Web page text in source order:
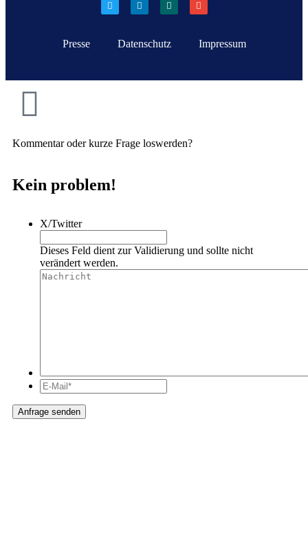
Presse Datenschutz Impressum
Kommentar oder kurze Frage loswerden?
Kein problem!
X/Twitter
Dieses Feld dient zur Validierung und sollte nicht
verändert werden.